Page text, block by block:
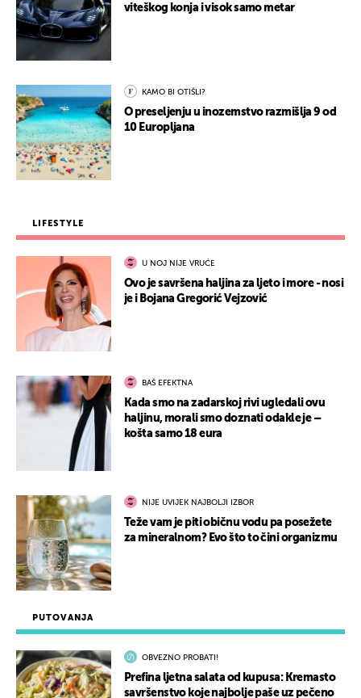
PUTOVANJA
OBVEZNO PROBATI!
Prefina ljetna salata od kupusa: Kremasto
savršenstvo koje najbolje paše uz pečeno
viteškog konja i visok samo metar
KAMO BI OTIŠLI?
O preseljenju u inozemstvo razmišlja 9 od
10 Europljana
LIFESTYLE
U NOJ NIJE VRUĆE
Ovo je savršena haljina za ljeto i more - nosi
je i Bojana Gregorić Vejzović
BAŠ EFEKTNA
Kada smo na zadarskoj rivi ugledali ovu
haljinu, morali smo doznati odakle je –
košta samo 18 eura
NIJE UVIJEK NAJBOLJI IZBOR
Teže vam je piti običnu vodu pa posežete
za mineralnom? Evo što to čini organizmu